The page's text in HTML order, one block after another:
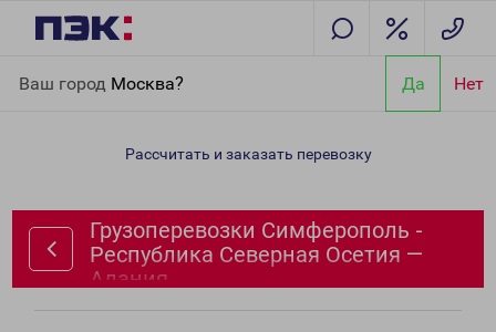
Ваш город Москва? Да Нет
Республика Северная Осетия — Алания
Рассчитать и заказать перевозку
Грузоперевозки Симферополь -
Республика Северная Осетия —
Алания